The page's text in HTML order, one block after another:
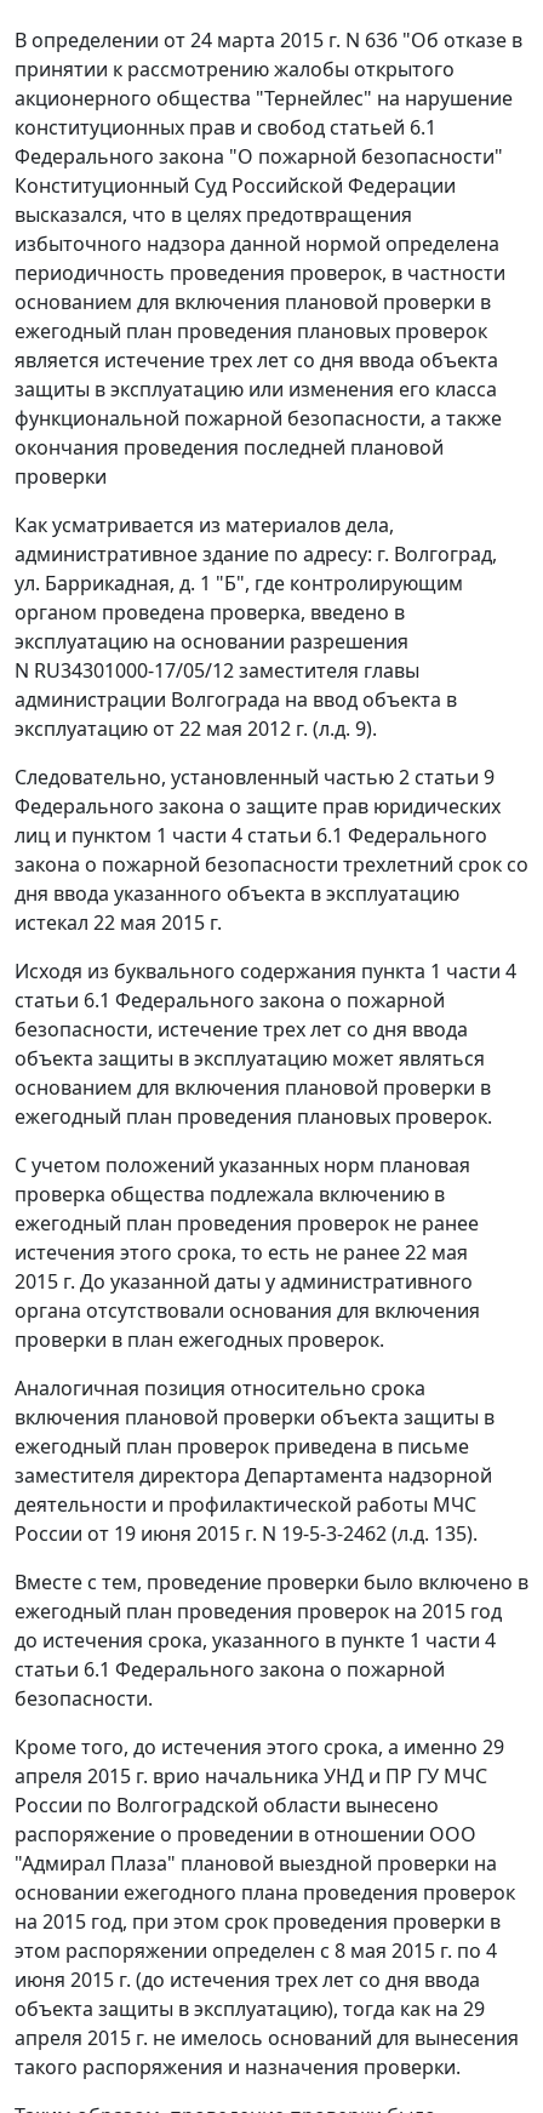
В определении от 24 марта 2015 г. N 636 "Об отказе в
принятии к рассмотрению жалобы открытого
акционерного общества "Тернейлес" на нарушение
конституционных прав и свобод статьей 6.1
Федерального закона "О пожарной безопасности"
Конституционный Суд Российской Федерации
высказался, что в целях предотвращения
избыточного надзора данной нормой определена
периодичность проведения проверок, в частности
основанием для включения плановой проверки в
ежегодный план проведения плановых проверок
является истечение трех лет со дня ввода объекта
защиты в эксплуатацию или изменения его класса
функциональной пожарной безопасности, а также
окончания проведения последней плановой
проверки
Как усматривается из материалов дела,
административное здание по адресу: г. Волгоград,
ул. Баррикадная, д. 1 "Б", где контролирующим
органом проведена проверка, введено в
эксплуатацию на основании разрешения
N RU34301000-17/05/12 заместителя главы
администрации Волгограда на ввод объекта в
эксплуатацию от 22 мая 2012 г. (л.д. 9).
Следовательно, установленный частью 2 статьи 9
Федерального закона о защите прав юридических
лиц и пунктом 1 части 4 статьи 6.1 Федерального
закона о пожарной безопасности трехлетний срок со
дня ввода указанного объекта в эксплуатацию
истекал 22 мая 2015 г.
Исходя из буквального содержания пункта 1 части 4
статьи 6.1 Федерального закона о пожарной
безопасности, истечение трех лет со дня ввода
объекта защиты в эксплуатацию может являться
основанием для включения плановой проверки в
ежегодный план проведения плановых проверок.
С учетом положений указанных норм плановая
проверка общества подлежала включению в
ежегодный план проведения проверок не ранее
истечения этого срока, то есть не ранее 22 мая
2015 г. До указанной даты у административного
органа отсутствовали основания для включения
проверки в план ежегодных проверок.
Аналогичная позиция относительно срока
включения плановой проверки объекта защиты в
ежегодный план проверок приведена в письме
заместителя директора Департамента надзорной
деятельности и профилактической работы МЧС
России от 19 июня 2015 г. N 19-5-3-2462 (л.д. 135).
Вместе с тем, проведение проверки было включено в
ежегодный план проведения проверок на 2015 год
до истечения срока, указанного в пункте 1 части 4
статьи 6.1 Федерального закона о пожарной
безопасности.
Кроме того, до истечения этого срока, а именно 29
апреля 2015 г. врио начальника УНД и ПР ГУ МЧС
России по Волгоградской области вынесено
распоряжение о проведении в отношении ООО
"Адмирал Плаза" плановой выездной проверки на
основании ежегодного плана проведения проверок
на 2015 год, при этом срок проведения проверки в
этом распоряжении определен с 8 мая 2015 г. по 4
июня 2015 г. (до истечения трех лет со дня ввода
объекта защиты в эксплуатацию), тогда как на 29
апреля 2015 г. не имелось оснований для вынесения
такого распоряжения и назначения проверки.